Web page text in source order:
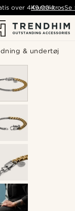
& undertøj
over 449,00 kr - Se
Kontakt os